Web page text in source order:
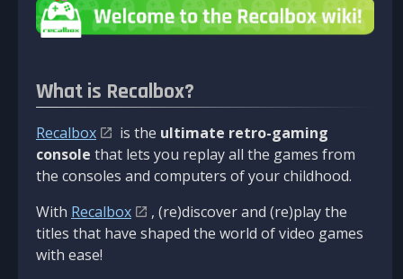
What is Recalbox?
Recalbox is the ultimate retro-gaming
console that lets you replay all the games from
the consoles and computers of your childhood.
With Recalbox
, (re)discover and (re)play the
titles that have shaped the world of video games
with ease!